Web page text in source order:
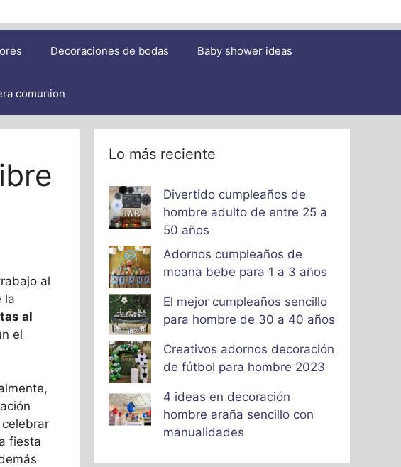
Decoraciones de bodas Baby shower ideas
comunion
al
la
al
el
fiesta
Lo más reciente
Divertido cumpleaños de
hombre adulto de entre 25 a
50 años
Adornos cumpleaños de
moana bebe para 1 a 3 años
El mejor cumpleaños sencillo
para hombre de 30 a 40 años
Creativos adornos decoración
de fútbol para hombre 2023
4 ideas en decoración
hombre araña sencillo con
manualidades